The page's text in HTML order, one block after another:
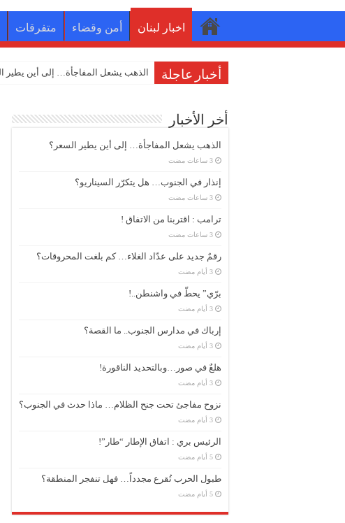
اخبار لبنان أمن وقضاء متفرقات
أخبار عاجلة إنذا
أخر الأخبار
الذهب يشعل المفاجأة… إلى أين يطير السعر؟
إنذار في الجنوب… هل يتكرّر السيناريو؟
ترامب : اقتربنا من الاتفاق !
رقمٌ جديد على عدّاد الغلاء… كم بلغت المحروقات؟
برّي” يحطّ في واشنطن..!
إرباك في مدارس الجنوب.. ما القصة؟
هلعٌ في صور…وبالتحديد الناقورة!
نزوح مفاجئ تحت جنح الظلام… ماذا حدث في الجنوب؟
الرئيس بري : اتفاق الإطار “طار”!
طبول الحرب تُقرع مجدداً… فهل تنفجر المنطقة؟